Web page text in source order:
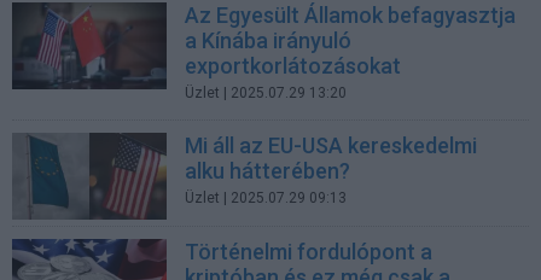
Az Egyesült Államok befagyasztja
a Kínába irányuló
exportkorlátozásokat
Üzlet | 2025.07.29 13:20
Mi áll az EU-USA kereskedelmi
alku hátterében?
Üzlet | 2025.07.29 09:13
Történelmi fordulópont a